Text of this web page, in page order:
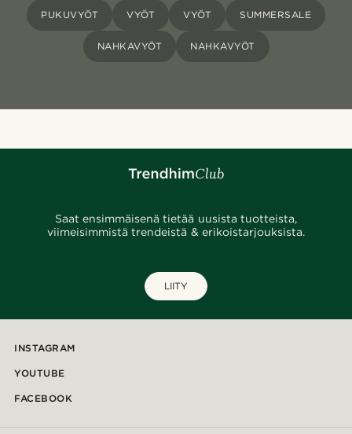
PUKUVYÖT VYÖT VYÖT SUMMERSALE
NAHKAVYÖT NAHKAVYÖT
Saat ensimmäisenä tietää uusista tuotteista,
viimeisimmistä trendeistä & erikoistarjouksista.
LIITY
INSTAGRAM
YOUTUBE
FACEBOOK